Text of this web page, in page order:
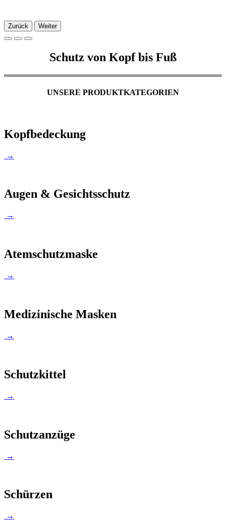
Zurück Weiter
Schutz von Kopf bis Fuß
UNSERE PRODUKTKATEGORIEN
Kopfbedeckung
→
Augen & Gesichtsschutz
→
Atemschutzmaske
→
Medizinische Masken
→
Schutzkittel
→
Schutzanzüge
→
Schürzen
→